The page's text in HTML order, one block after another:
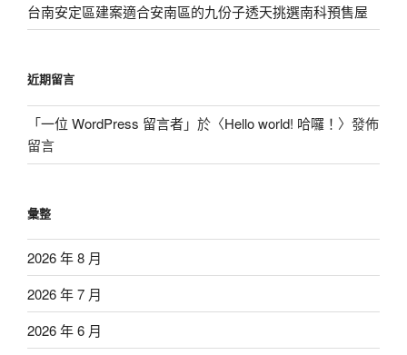
台南安定區建案適合安南區的九份子透天挑選南科預售屋
近期留言
「一位 WordPress 留言者」於〈Hello world! 哈囉！ 〉發佈
留言
彙整
2026 年 8 月
2026 年 7 月
2026 年 6 月